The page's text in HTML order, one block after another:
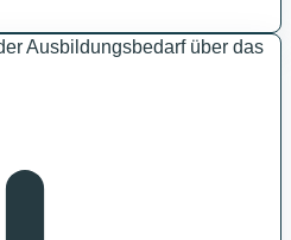
Ausbildungsbedarf über das